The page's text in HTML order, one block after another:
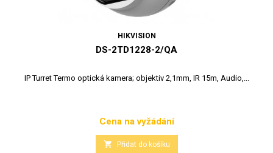
HIKVISION
DS-2TD1228-2/QA
IP Turret Termo optická kamera; objektiv 2,1mm, IR 15m, Audio,...
Cena
Cena na vyžádání
 Přidat do košíku